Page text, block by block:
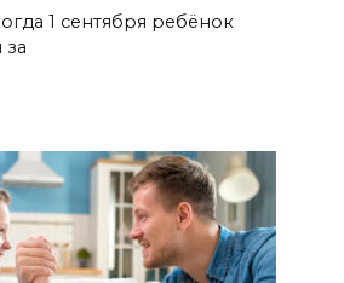
1 сентября ребёнок
за